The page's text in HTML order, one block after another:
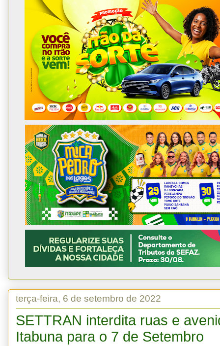
terça-feira, 6 de setembro de 2022
SETTRAN interdita ruas e
Itabuna para o 7 de Setembro